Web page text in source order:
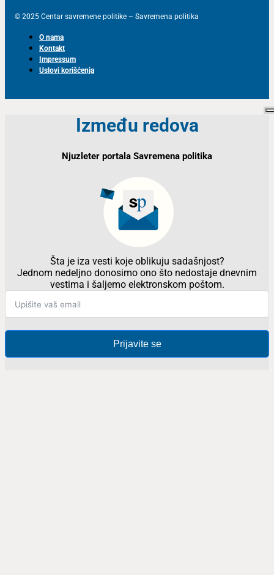
© 2025 Centar savremene politike – Savremena politika
O nama
Kontakt
Impressum
Uslovi korišćenja
Između redova
Njuzleter portala Savremena politika
Šta je iza vesti koje oblikuju sadašnjost?
Jednom nedeljno donosimo ono što nedostaje dnevnim
vestima i šaljemo elektronskom poštom.
Prijavite se